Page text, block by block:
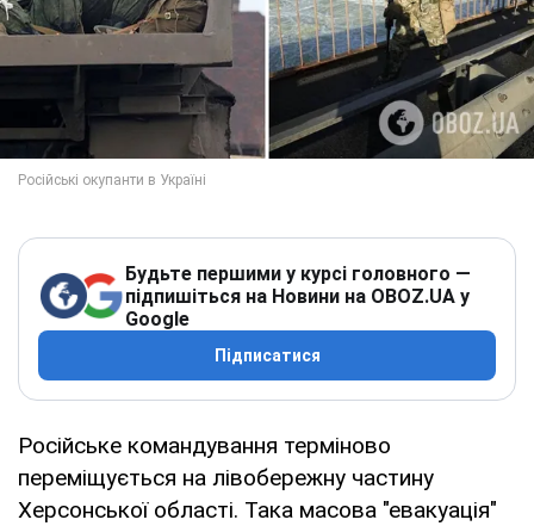
Будьте першими у курсі головного —
підпишіться на Новини на OBOZ.UA у
Google
Підписатися
Російське командування терміново
переміщується на лівобережну частину
Херсонської області. Така масова "евакуація"